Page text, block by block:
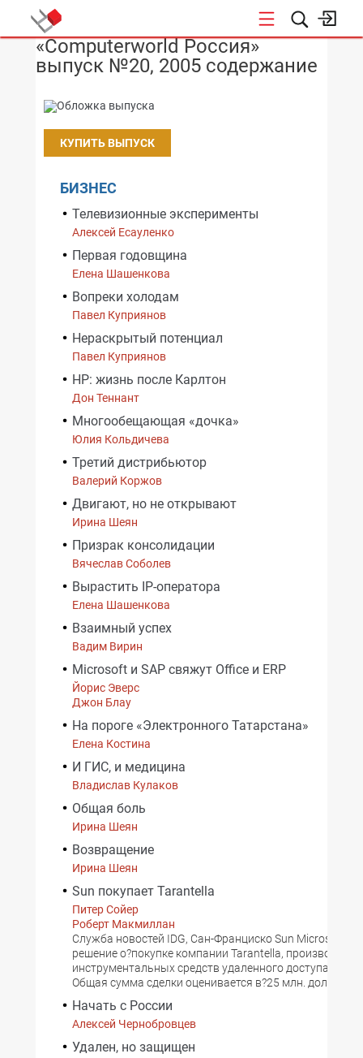
«Computerworld Россия»
выпуск №20, 2005 содержание
КУПИТЬ ВЫПУСК
БИЗНЕС
Телевизионные эксперименты
Алексей Есауленко
Первая годовщина
Елена Шашенкова
Вопреки холодам
Павел Куприянов
Нераскрытый потенциал
Павел Куприянов
HP: жизнь после Карлтон
Дон Теннант
Многообещающая «дочка»
Юлия Кольдичева
Третий дистрибьютор
Валерий Коржов
Двигают, но не открывают
Ирина Шеян
Призрак консолидации
Вячеслав Соболев
Вырастить IP-оператора
Елена Шашенкова
Взаимный успех
Вадим Вирин
Microsoft и SAP свяжут Office и ERP
Йорис Эверс
Джон Блау
На пороге «Электронного Татарстана»
Елена Костина
И ГИС, и медицина
Владислав Кулаков
Общая боль
Ирина Шеян
Возвращение
Ирина Шеян
Sun покупает Tarantella
Питер Сойер
Роберт Макмиллан
Служба новостей IDG, Сан-Франциско Sun
решение о?покупке компании Tarantella,
инструментальных средств удаленного доступа к
Общая сумма сделки оценивается в?25 млн. долл. Эту
Начать с России
Алексей Чернобровцев
Удален, но защищен